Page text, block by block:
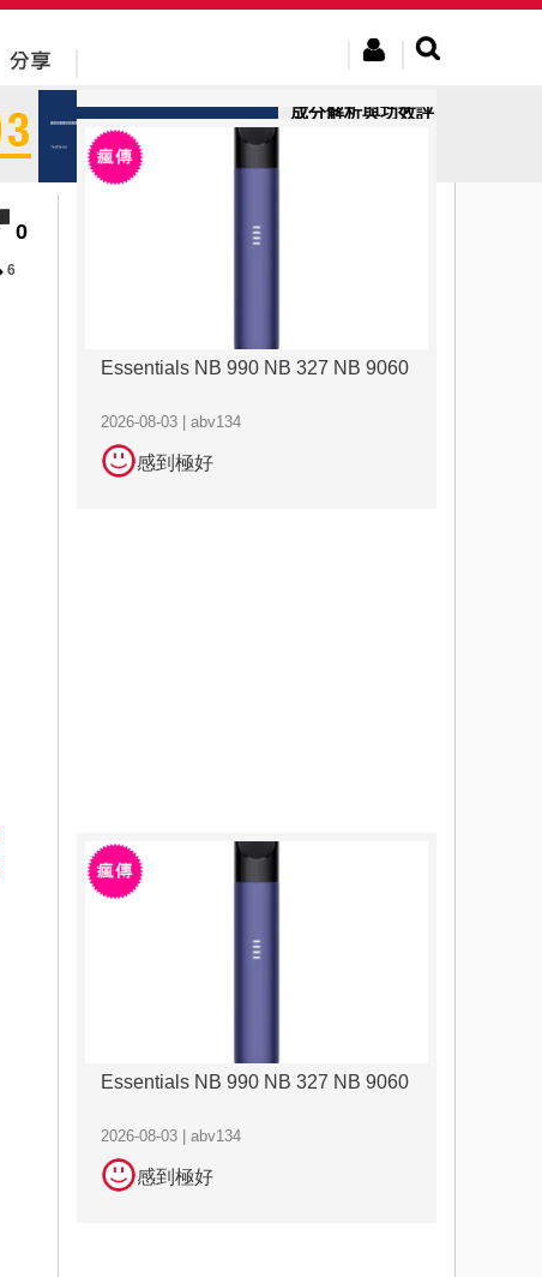
成分解析與功效評
0
6
Essentials NB 990 NB 327 NB 9060
2026-08-03 | abv134
感到極好
Essentials NB 990 NB 327 NB 9060
2026-08-03 | abv134
感到極好